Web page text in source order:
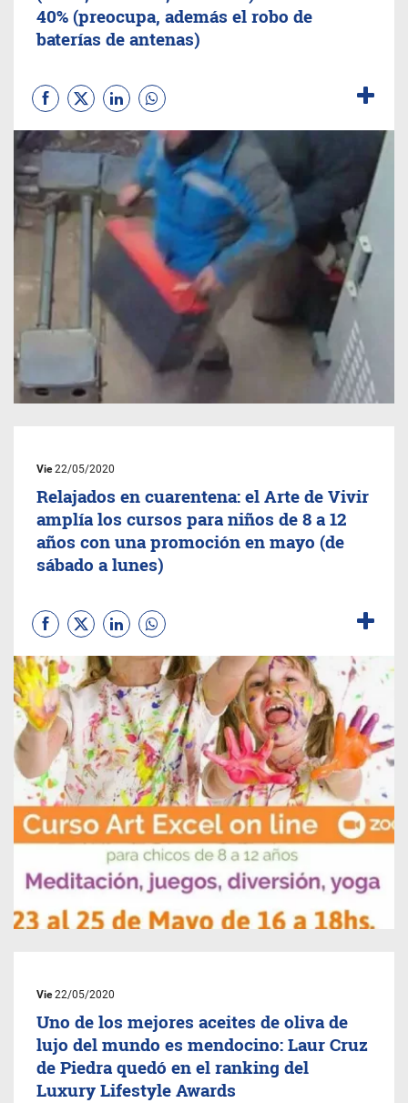
40% (preocupa, además el robo de
baterías de antenas)
Vie22/05/2020
Relajados en cuarentena: el Arte de Vivir
amplía los cursos para niños de 8 a 12
años con una promoción en mayo (de
sábado a lunes)
Vie22/05/2020
Uno de los mejores aceites de oliva de
lujo del mundo es mendocino: Laur Cruz
de Piedra quedó en el ranking del
Luxury Lifestyle Awards